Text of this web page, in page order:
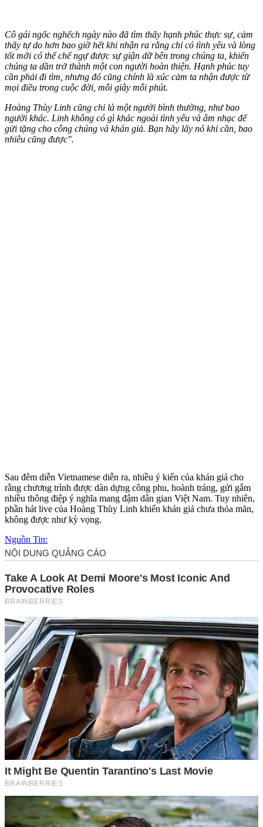
Cô gái ngốc nghếch ngày nào đã tìm thấy hạnh phúc thực sự, cảm
thấy tự do hơn bao giờ hết khi nhận ra rằng chỉ có tình yêu và lòng
tốt mới có thể chế ngự được sự giận dữ bên trong chúng ta, khiến
chúng ta dần trở thành một con người hoàn thiện. Hạnh phúc tuy
cần phải đi tìm, nhưng đó cũng chính là xúc cảm ta nhận được từ
mọi điều trong cuộc đời, mỗi giây mỗi phút.
Hoàng Thùy Linh cũng chỉ là một người bình thường, như bao
người khác. Linh không có gì khác ngoài tình yêu và âm nhạc để
gửi tặng cho công chúng và khán giả. Bạn hãy lấy nó khi cần, bao
nhiêu cũng được".
Sau đêm diễn Vietnamese diễn ra, nhiều ý kiến của khán giả cho
rằng chương trình được dàn dựng công phu, hoành tráng, gửi gắm
nhiều thông điệp ý nghĩa mang đậm dân gian Việt Nam. Tuy nhiên,
phần hát live của Hoàng Thùy Linh khiến khán giả chưa thỏ‌a mã‌n,
không được như kỳ vọng.
Nguồn Tin: